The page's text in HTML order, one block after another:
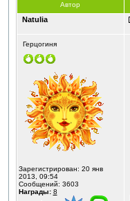
Автор
Natulia
Герцогиня
Зарегистрирован: 20 янв
2013, 09:54
Сообщений: 3603
Награды: 8